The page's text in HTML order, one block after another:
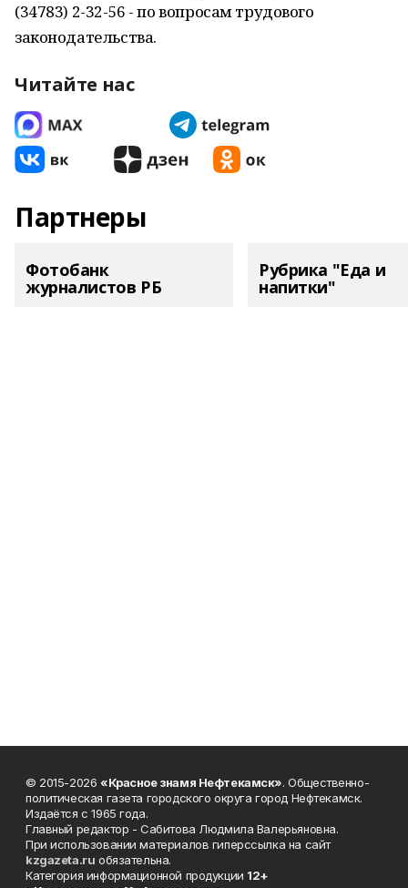
(34783) 2-32-56 - по вопросам трудового
законодательства.
Читайте нас
Партнеры
Фотобанк
журналистов РБ
Рубрика "Еда и
напитки"
© 2015-2026 «Красное знамя Нефтекамск». Общественно-
политическая газета городского округа город Нефтекамск.
Издаётся с 1965 года.
Главный редактор - Сабитова Людмила Валерьяновна.
При использовании материалов гиперссылка на сайт
kzgazeta.ru обязательна.
Категория информационной продукции 12+